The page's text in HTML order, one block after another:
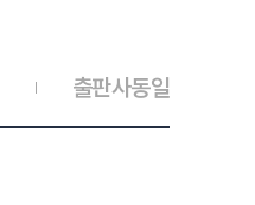
출판사동일